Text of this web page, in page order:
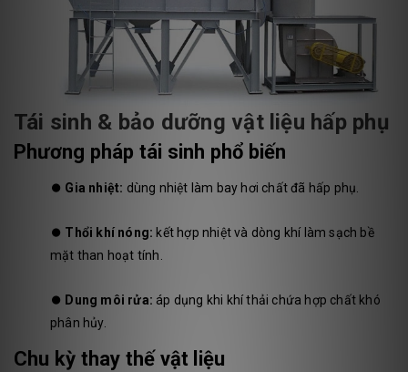
Tái sinh & bảo dưỡng vật liệu hấp phụ
Phương pháp tái sinh phổ biến
⏺️ Gia nhiệt: dùng nhiệt làm bay hơi chất đã hấp phụ.
⏺️ Thổi khí nóng: kết hợp nhiệt và dòng khí làm sạch bề
mặt than hoạt tính.
⏺️ Dung môi rửa: áp dụng khi khí thải chứa hợp chất khó
phân hủy.
Chu kỳ thay thế vật liệu